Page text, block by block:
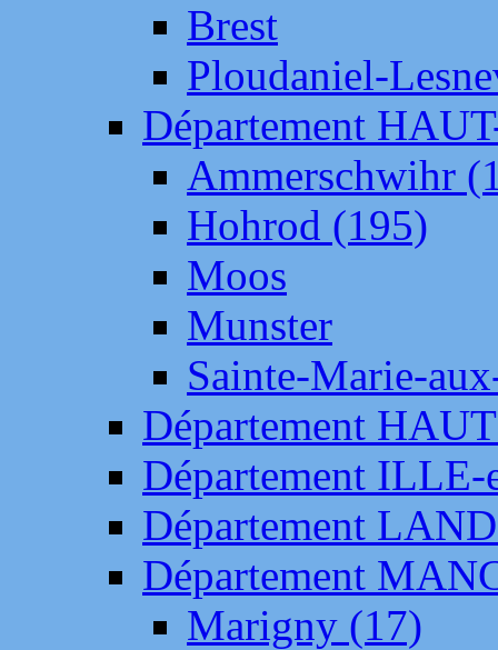
Brest
Ploudaniel-
Département
Ammerschwihr
Hohrod (195)
Moos
Munster
Sainte-Marie-
Département
Département
Département
Département
Marigny (17)